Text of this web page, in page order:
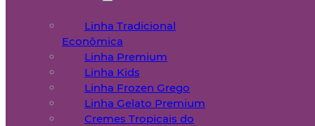
Linha Tradicional
Econômica
Linha Premium
Linha Kids
Linha Frozen Grego
Linha Gelato Premium
Cremes Tropicais do